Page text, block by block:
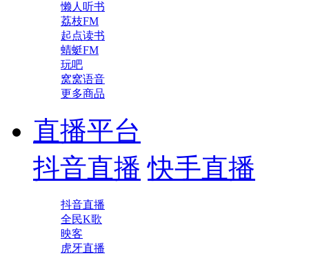
懒人听书
荔枝FM
起点读书
蜻蜓FM
玩吧
窝窝语音
更多商品
直播平台
抖音直播 快手直播
抖音直播
全民K歌
映客
虎牙直播